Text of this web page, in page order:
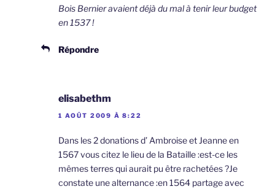
Bois Bernier avaient déjà du mal à tenir leur budget
en 1537 !
Répondre
elisabethm
1 AOÛT 2009 À 8:22
Dans les 2 donations d’ Ambroise et Jeanne en
1567 vous citez le lieu de la Bataille :est-ce les
mêmes terres qui aurait pu être rachetées ?Je
constate une alternance :en 1564 partage avec